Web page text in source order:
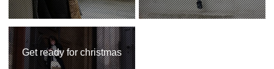
Get ready for christmas